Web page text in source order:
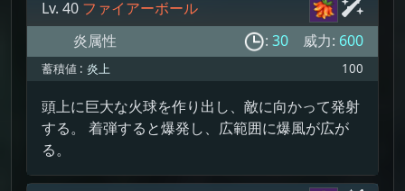
Lv. 40 ファイアーボール
炎属性
: 30 威力: 600
蓄積値 : 炎上 100
頭上に巨大な火球を作り出し、敵に向かって発射
する。 着弾すると爆発し、広範囲に爆風が広が
る。